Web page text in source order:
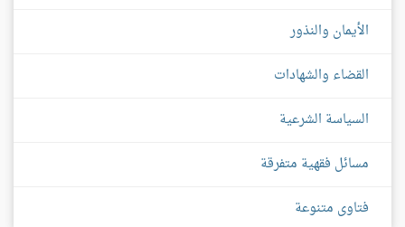
الأيمان والنذور
القضاء والشهادات
السياسة الشرعية
مسائل فقهية متفرقة
فتاوى متنوعة